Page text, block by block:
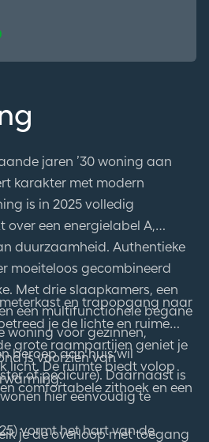
jaren ’30 woning aan
karakter met modern
is in 2025 volledig
over een energielabel A,
duurzaamheid. Authentieke
moeiteloos gecombineerd
Met drie slaapkamers, een
een multifunctionele begane
woning voor gezinnen,
beroep aan huis wil
of pedicure). Daarnaast is
hier eenvoudig te
en trapopgang naar
je de lichte en ruime
grote raampartijen geniet je
licht. De ruimte biedt volop
comfortabele zithoek en een
vormt het hart van de
is voorzien van
je de overloop met toegang